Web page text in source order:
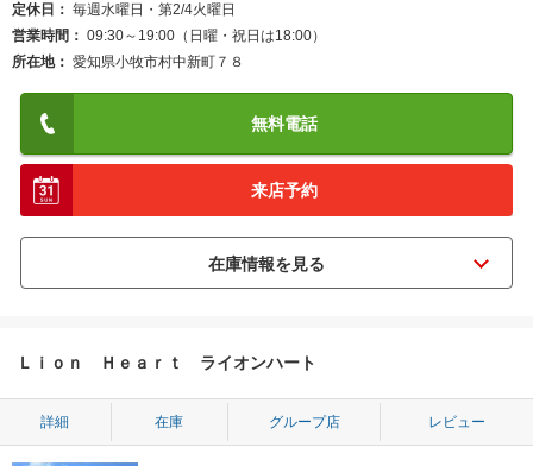
定休日
毎週水曜日・第2/4火曜日
営業時間
09:30～19:00（日曜・祝日は18:00）
所在地
愛知県小牧市村中新町７８
無料電話
来店予約
Ｌｉｏｎ Ｈｅａｒｔ ライオンハート
詳細 在庫 グループ店 レビュー